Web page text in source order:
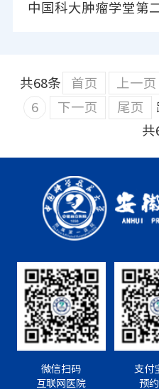
中国科大肿瘤学堂第
共68条 首页 上一页
6
下一页 尾页
共
微信扫码
互联网医院
支付
预